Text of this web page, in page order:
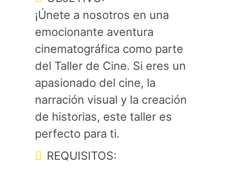
¡Únete a nosotros en una
emocionante aventura
cinematográfica como parte
del Taller de Cine. Si eres un
apasionado del cine, la
narración visual y la creación
de historias, este taller es
perfecto para ti.
REQUISITOS: